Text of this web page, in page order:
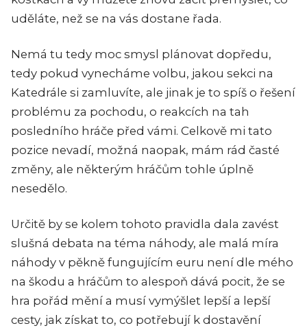
uděláte, než se na vás dostane řada.
Nemá tu tedy moc smysl plánovat dopředu,
tedy pokud vynecháme volbu, jakou sekci na
Katedrále si zamluvíte, ale jinak je to spíš o řešení
problému za pochodu, o reakcích na tah
posledního hráče před vámi. Celkově mi tato
pozice nevadí, možná naopak, mám rád časté
změny, ale některým hráčům tohle úplně
nesedělo.
Určitě by se kolem tohoto pravidla dala zavést
slušná debata na téma náhody, ale malá míra
náhody v pěkně fungujícím euru není dle mého
na škodu a hráčům to alespoň dává pocit, že se
hra pořád mění a musí vymýšlet lepší a lepší
cesty, jak získat to, co potřebují k dostavění